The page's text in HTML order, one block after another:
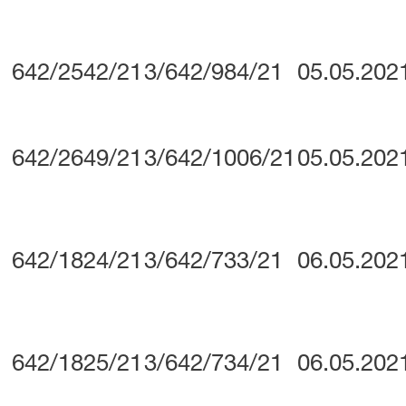
642/2542/21 3/642/984/21
642/2649/21 3/642/1006/21
642/1824/21 3/642/733/21
642/1825/21 3/642/734/21